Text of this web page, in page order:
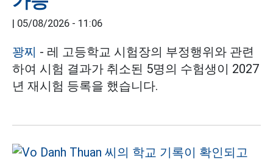
| 05/08/2026 - 11:06
꽝찌 - 레 고등학교 시험장의 부정행위와 관련
하여 시험 결과가 취소된 5명의 수험생이 2027
년 재시험 등록을 했습니다.